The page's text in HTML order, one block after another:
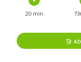
20 min
